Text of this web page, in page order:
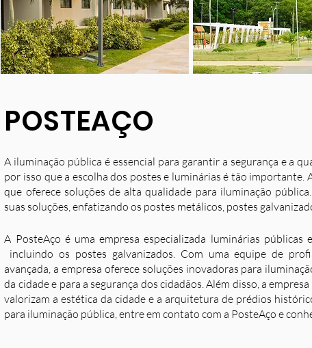
POSTEAÇO
A iluminação pública é essencial para garantir a segurança e a
por isso que a escolha dos postes e luminárias é tão importante.
que oferece soluções de alta qualidade para iluminação
suas soluções, enfatizando os postes metálicos, postes
A PosteAço é uma empresa especializada luminárias
incluindo os postes galvanizados. Com uma equipe de
avançada, a empresa oferece soluções inovadoras para
da cidade e para a segurança dos cidadãos. Além disso, a
valorizam a estética da cidade e a arquitetura de prédios
para iluminação pública, entre em contato com a PosteAço e